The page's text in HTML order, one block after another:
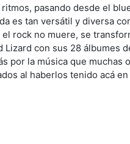
pasando desde el
es tan versátil y diversa
rock no muere, se
Lizard con sus 28 álbumes
por la música que muchas
al haberlos tenido acá